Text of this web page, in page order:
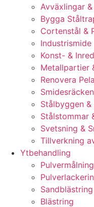
Avväxlingar
Bygga
Cortenstål &
Industrismide
Konst- &
Metallpartier
Renovera
Stålbyggen
Stålstommar
Svetsning &
Tillverkning
Ytbehandling
Pulvermålning
Sandblästring
Blästring